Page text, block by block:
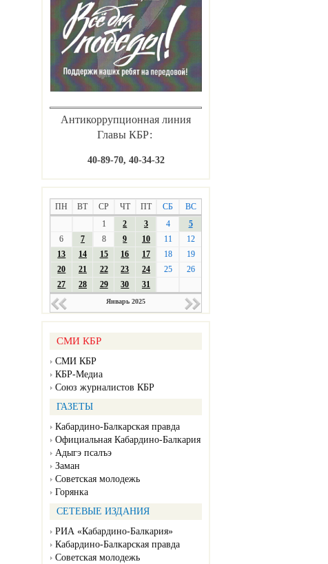
Антикоррупционная линия
Главы КБР:
40-89-70, 40-34-32
ПН ВТ СР ЧТ ПТ СБ
ВС
1
2 3 4
5
6
7 8 9 10 11
12
13
14 15 16 17 18
19
20
21 22 23 24 25
26
27
28 29 30 31
Январь 2025
СМИ КБР
СМИ КБР
КБР-Медиа
Союз журналистов КБР
ГАЗЕТЫ
Кабардино-Балкарская правда
Официальная Кабардино-Балкария
Адыгэ псалъэ
Заман
Советская молодежь
Горянка
СЕТЕВЫЕ ИЗДАНИЯ
РИА «Кабардино-Балкария»
Кабардино-Балкарская правда
Советская молодежь